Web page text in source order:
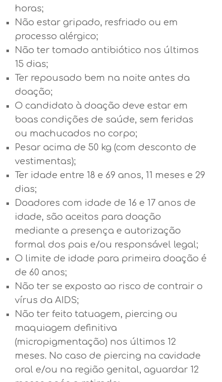
horas;
Não estar gripado, resfriado ou em
processo alérgico;
Não ter tomado antibiótico nos últimos
15 dias;
Ter repousado bem na noite antes da
doação;
O candidato à doação deve estar em
boas condições de saúde, sem feridas
ou machucados no corpo;
Pesar acima de 50 kg (com desconto de
vestimentas);
Ter idade entre 18 e 69 anos, 11 meses e 29
dias;
Doadores com idade de 16 e 17 anos de
idade, são aceitos para doação
mediante a presença e autorização
formal dos pais e/ou responsável legal;
O limite de idade para primeira doação é
de 60 anos;
Não ter se exposto ao risco de contrair o
vírus da AIDS;
Não ter feito tatuagem, piercing ou
maquiagem definitiva
(micropigmentação) nos últimos 12
meses. No caso de piercing na cavidade
oral e/ou na região genital, aguardar 12